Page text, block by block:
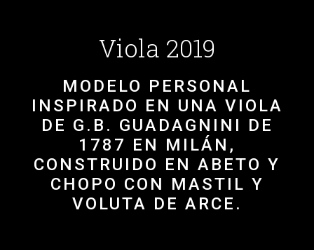
Viola 2019
MODELO PERSONAL
INSPIRADO EN UNA VIOLA
DE G.B. GUADAGNINI DE
1787 EN MILÁN,
CONSTRUIDO EN ABETO Y
CHOPO CON MASTIL Y
VOLUTA DE ARCE.